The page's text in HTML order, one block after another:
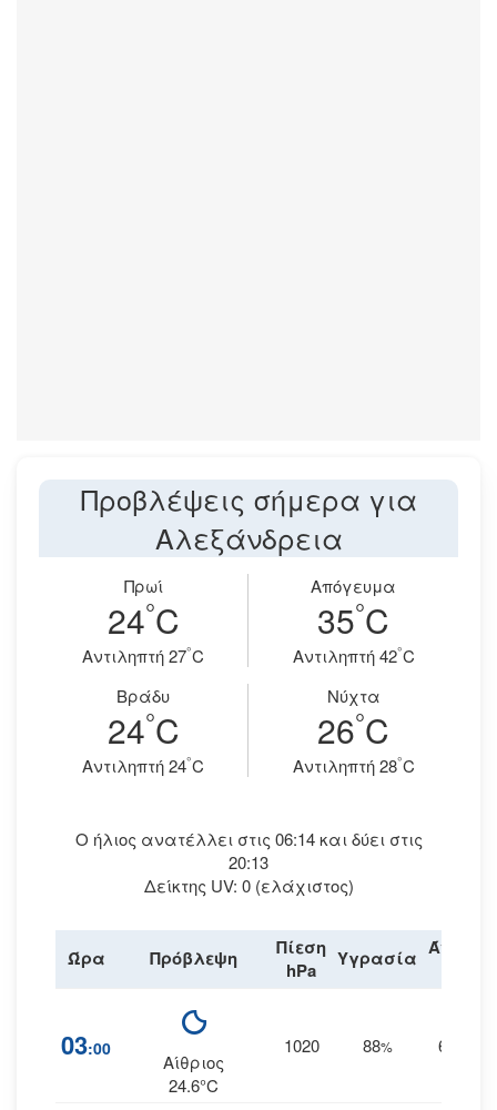
Προβλέψεις σήμερα για
Αλεξάνδρεια
Πρωί
24°C
Aντιληπτή 27°C
Απόγευμα
35°C
Aντιληπτή 42°C
Βράδυ
24°C
Aντιληπτή 24°C
Νύχτα
26°C
Aντιληπτή 28°C
Ο ήλιος ανατέλλει στις 06:14 και δύει στις
20:13
Δείκτης UV: 0 (ελάχιστος)
Ώρα Πρόβλεψη
Πίεση
hPa
Υγρασία Άνεμος
03:00
Αίθριος
24.6°C
1020 88% 6